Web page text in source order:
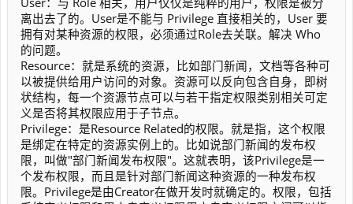
离出去了的。User是不能与 Privilege 直接相关的，User 要
拥有对某种资源的权限，必须通过Role去关联。解决 Who
的问题。
Resource：就是系统的资源，比如部门新闻，文档等各种可
以被提供给用户访问的对象。资源可以反向包含自身，即树
状结构，每一个资源节点可以与若干指定权限类别相关可定
义是否将其权限应用于子节点。
Privilege：是Resource Related的权限。就是指，这个权限
是绑定在特定的资源实例上的。比如说部门新闻的发布权
限，叫做"部门新闻发布权限"。这就表明，该Privilege是一
个发布权限，而且是针对部门新闻这种资源的一种发布权
限。Privilege是由Creator在做开发时就确定的。权限，包括